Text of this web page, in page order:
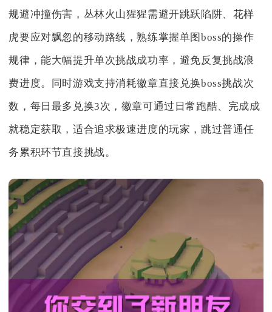
规避冲撞伤害，丛林火山猩猩需避开跳跃陷阱、花样
虎要应对飘忽的移动路线，熟练掌握单图boss的操作
规律，能大幅提升单次挑战成功率，避免反复挑战浪
费进度。同时游戏支持消耗徽章直接兑换boss挑战次
数，每日最多兑换3次，徽章可通过日常跑酷、完成成
就稳定获取，适合追求极速进度的玩家，跳过普通任
务累积环节直接挑战。